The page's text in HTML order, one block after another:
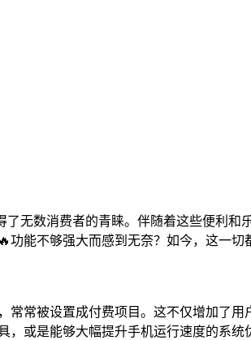
无数消费者的青睐。伴随着这些便利
能不够强大而感到无奈？如今，这一切
常被设置成付费项目。这不仅增加了用
或是能够大幅提升手机运行速度的系